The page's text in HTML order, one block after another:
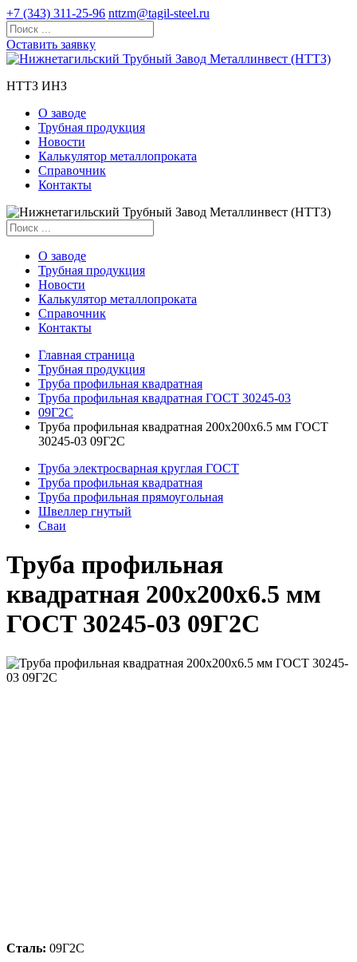
+7 (343) 311-25-96 nttzm@tagil-steel.ru
Оставить заявку
НТТЗ ИНЗ
О заводе
Трубная продукция
Новости
Калькулятор металлопроката
Справочник
Контакты
О заводе
Трубная продукция
Новости
Калькулятор металлопроката
Справочник
Контакты
Главная страница
Трубная продукция
Труба профильная квадратная
Труба профильная квадратная ГОСТ 30245-03
09Г2С
Труба профильная квадратная 200x200x6.5 мм ГОСТ
30245-03 09Г2С
Труба электросварная круглая ГОСТ
Труба профильная квадратная
Труба профильная прямоугольная
Швеллер гнутый
Сваи
Труба профильная
квадратная 200x200x6.5 мм
ГОСТ 30245-03 09Г2С
Сталь: 09Г2С